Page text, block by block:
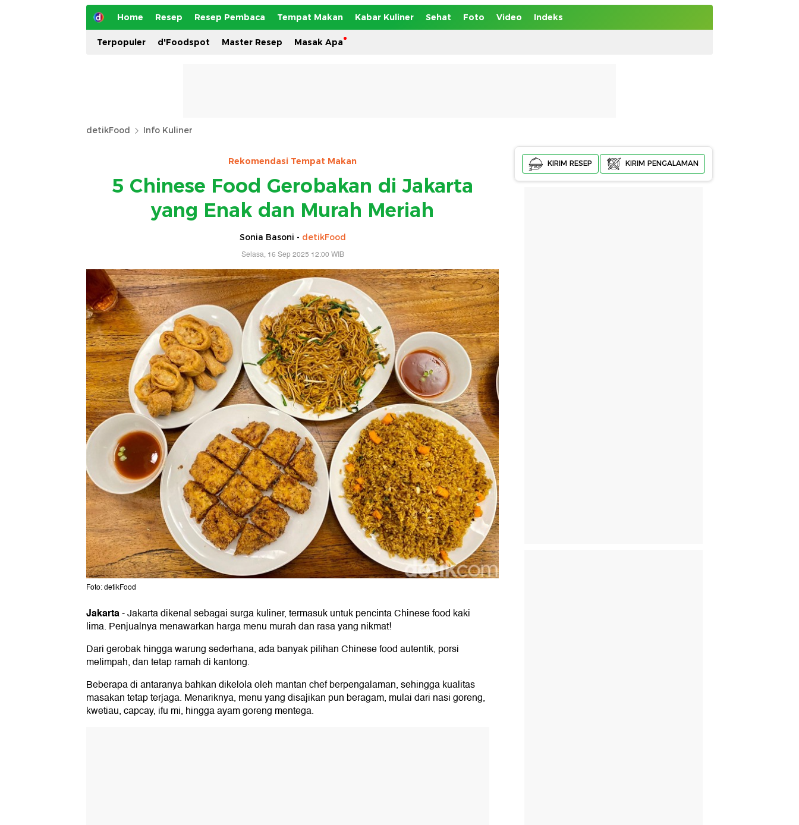
Home Resep Resep Pembaca Tempat Makan Kabar Kuliner Sehat Foto Video Indeks
Terpopuler d'Foodspot Master Resep Masak Apa
detikFood Info Kuliner
Rekomendasi Tempat Makan
5 Chinese Food Gerobakan di Jakarta
yang Enak dan Murah Meriah
Sonia Basoni - detikFood
Selasa, 16 Sep 2025 12:00 WIB
Foto: detikFood
Jakarta-Jakarta dikenal sebagai surga kuliner, termasuk untuk pencinta Chinese food kaki
lima. Penjualnya menawarkan harga menu murah dan rasa yang nikmat!
Dari gerobak hingga warung sederhana, ada banyak pilihan Chinese food autentik, porsi
melimpah, dan tetap ramah di kantong.
Beberapa di antaranya bahkan dikelola oleh mantan chef berpengalaman, sehingga kualitas
masakan tetap terjaga. Menariknya, menu yang disajikan pun beragam, mulai dari nasi goreng,
kwetiau, capcay, ifu mi, hingga ayam goreng mentega.
KIRIM RESEP KIRIM PENGALAMAN